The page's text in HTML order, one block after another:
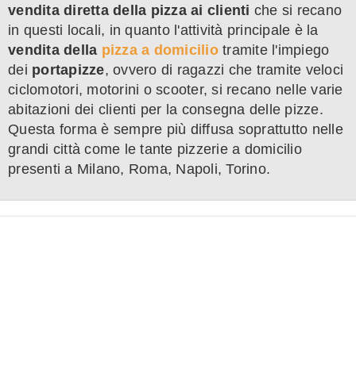
vendita diretta della pizza ai clienti che si recano
in questi locali, in quanto l'attività principale è la
vendita della pizza a domiciliotramite l'impiego
dei portapizze, ovvero di ragazzi che tramite veloci
ciclomotori, motorini o scooter, si recano nelle varie
abitazioni dei clienti per la consegna delle pizze.
Questa forma è sempre più diffusa soprattutto nelle
grandi città come le tante pizzerie a domicilio
presenti a Milano, Roma, Napoli, Torino.